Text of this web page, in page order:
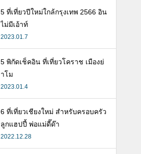
5 ที่เที่ยวปีใหม่ใกล้กรุงเทพ 2566 อิน
ไม่มีเอ้าท์
2023.01.7
5 พิกัดเช็คอิน ที่เที่ยวโคราช เมืองย่
าโม
2023.01.4
6 ที่เที่ยวเชียงใหม่ สำหรับครอบครัว
ลูกแฮปปี้ พ่อแม่ดี๊ด๊า
2022.12.28